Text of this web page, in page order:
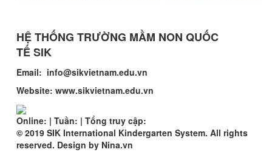
HỆ THỐNG TRƯỜNG MẦM NON QUỐC
TẾSIK
Email: info@sikvietnam.edu.vn
Website: www.sikvietnam.edu.vn
Online: | Tuần: | Tổng truy cập:
© 2019 SIK International Kindergarten System. All rights
reserved. Design by Nina.vn